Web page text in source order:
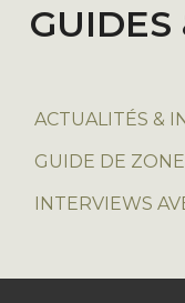
GUIDES
ACTUALITÉS &
GUIDE DE ZONE
INTERVIEWS